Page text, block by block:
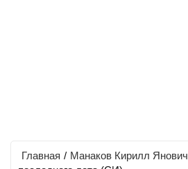
Главная / Манаков Кирилл Янович